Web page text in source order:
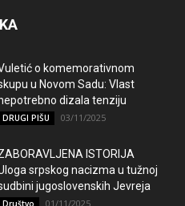
o komemorativnom
u Novom Sadu: Vlast
dizala tenziju
DRUGI PIŠU 03/11/2025
ISTORIJA
srpskog nacizma u tužnoj
jugoslovenskih Jevreja
Društvo 01/11/2025